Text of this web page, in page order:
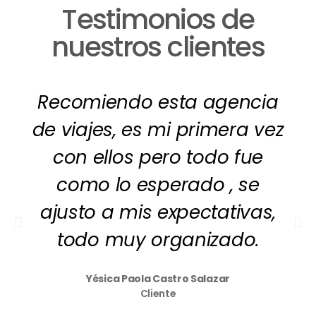
Testimonios de
nuestros clientes
Recomiendo esta agencia
de viajes, es mi primera vez
con ellos pero todo fue
como lo esperado , se
ajusto a mis expectativas,
todo muy organizado.
Yésica Paola Castro Salazar
Cliente